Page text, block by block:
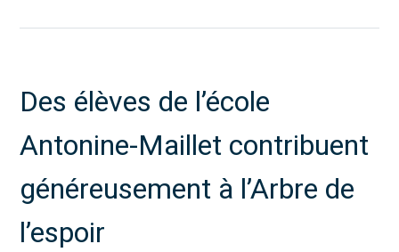
Des élèves de l’école
Antonine-Maillet contribuent
généreusement à l’Arbre de
l’espoir